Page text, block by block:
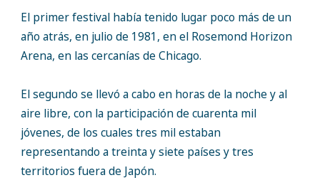
El primer festival había tenido lugar poco más de un
año atrás, en julio de 1981, en el Rosemond Horizon
Arena, en las cercanías de Chicago.
El segundo se llevó a cabo en horas de la noche y al
aire libre, con la participación de cuarenta mil
jóvenes, de los cuales tres mil estaban
representando a treinta y siete países y tres
territorios fuera de Japón.